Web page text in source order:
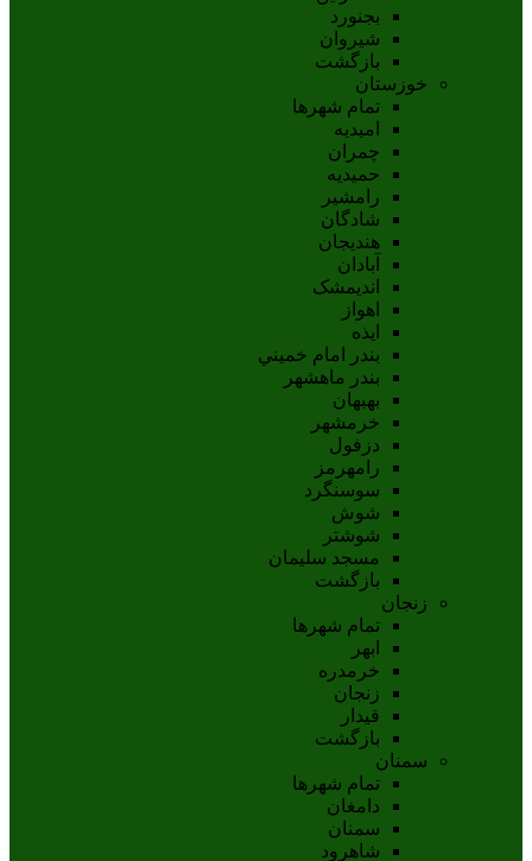
بجنورد
شيروان
بازگشت
خوزستان
تمام شهر‌ها
امیدیه
چمران
حمیدیه
رامشیر
شادگان
هندیجان
آبادان
انديمشک
اهواز
ايذه
بندر امام خميني
بندر ماهشهر
بهبهان
خرمشهر
دزفول
رامهرمز
سوسنگرد
شوش
شوشتر
مسجد سليمان
بازگشت
زنجان
تمام شهر‌ها
ابهر
خرمدره
زنجان
قيدار
بازگشت
سمنان
تمام شهر‌ها
دامغان
سمنان
شاهرود